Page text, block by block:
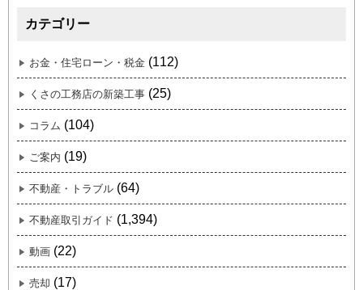
カテゴリー
お金・住宅ローン・税金 (112)
くさの工務店の新築工事 (25)
コラム (104)
ご案内 (19)
不動産・トラブル (64)
不動産取引ガイド (1,394)
動画 (22)
売却 (17)